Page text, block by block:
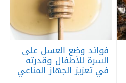
فوائد وضع العسل على
السرة للأطفال وقدرته
في تعزيز الجهاز المناعي